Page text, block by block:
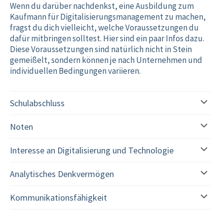
Wenn du darüber nachdenkst, eine Ausbildung zum
Kaufmann für Digitalisierungsmanagement zu machen,
fragst du dich vielleicht, welche Voraussetzungen du
dafür mitbringen solltest. Hier sind ein paar Infos dazu.
Diese Voraussetzungen sind natürlich nicht in Stein
gemeißelt, sondern können je nach Unternehmen und
individuellen Bedingungen variieren.
Schulabschluss
Noten
Interesse an Digitalisierung und Technologie
Analytisches Denkvermögen
Kommunikationsfähigkeit